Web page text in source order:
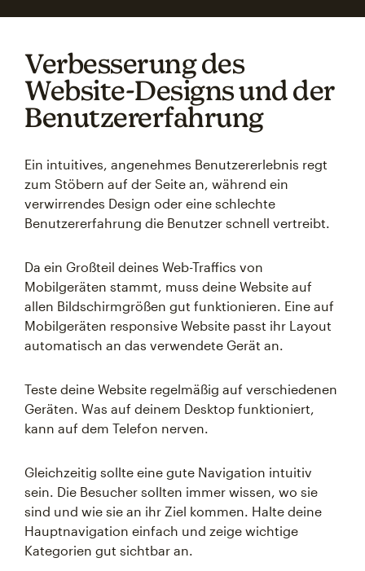
Verbesserung des
Website-Designs und der
Benutzererfahrung
Ein intuitives, angenehmes Benutzererlebnis regt
zum Stöbern auf der Seite an, während ein
verwirrendes Design oder eine schlechte
Benutzererfahrung die Benutzer schnell vertreibt.
Da ein Großteil deines Web-Traffics von
Mobilgeräten stammt, muss deine Website auf
allen Bildschirmgrößen gut funktionieren. Eine auf
Mobilgeräten responsive Website passt ihr Layout
automatisch an das verwendete Gerät an.
Teste deine Website regelmäßig auf verschiedenen
Geräten. Was auf deinem Desktop funktioniert,
kann auf dem Telefon nerven.
Gleichzeitig sollte eine gute Navigation intuitiv
sein. Die Besucher sollten immer wissen, wo sie
sind und wie sie an ihr Ziel kommen. Halte deine
Hauptnavigation einfach und zeige wichtige
Kategorien gut sichtbar an.